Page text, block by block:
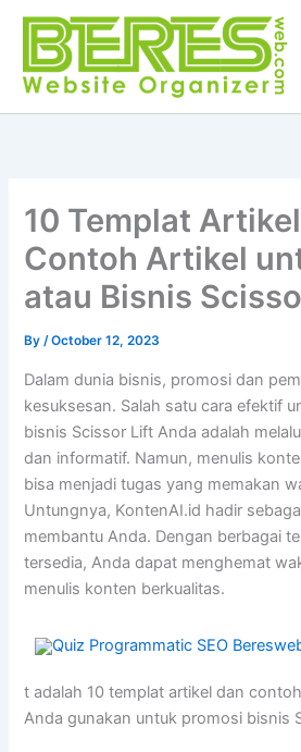
Skip
content
10 Templat
Contoh Artikel
atau Bisnis
By/October 12, 2023
Dalam dunia bisnis, promosi dan
kesuksesan. Salah satu cara efektif
bisnis Scissor Lift Anda adalah
dan informatif. Namun, menulis
bisa menjadi tugas yang memakan
Untungnya, KontenAI.id hadir
membantu Anda. Dengan berbagai
tersedia, Anda dapat menghemat
menulis konten berkualitas.
t adalah 10 templat artikel dan
Anda gunakan untuk promosi bisnis